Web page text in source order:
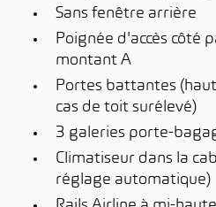
Sans fenêtre arrière
Poignée d'accès côté
montant A
Portes battantes
cas de toit surélevé)
3 galeries porte-
Climatiseur dans la
réglage automatique)